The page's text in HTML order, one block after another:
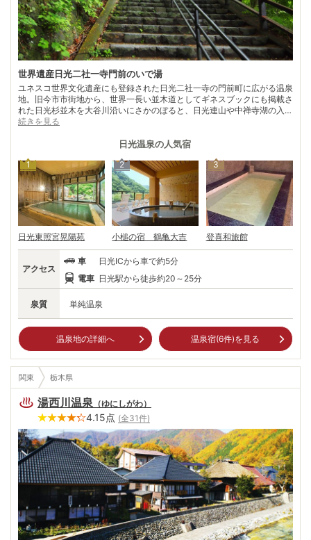
世界遺産日光二社一寺門前のいで湯
ユネスコ世界文化遺産にも登録された日光二社一寺の門前町に広がる温泉
地。旧今市市街地から、世界一長い並木道としてギネスブックにも掲載さ
れた日光杉並木を大谷川沿いにさかのぼると、日光連山や中禅寺湖の入り
口にたどり着く。 二社一寺とは、奈良時代の勝道上人の開山にさかのぼ
岳信仰の依り代、東照宮は関八州の鎮護とした徳川家康を神と祀ったも
て結構というなかれ」。多彩な文化遺産を巡った後、門前に湧き出るいで
湯に浸かれば、思わず「結構、結構」とこぼれるに違いない。
続きを見る
日光温泉の人気宿
1
日光東照宮晃陽苑
2
小槌の宿 鶴亀大吉
3
登喜和旅館
泉質 単純温泉
アクセス
車
日光ICから車で約5分
電車 日光駅から徒歩約20～25分
温泉地の詳細へ 温泉宿(6件)を見る
関東 栃木県
湯西川温泉 （ゆにしがわ）
4.15点 (全31件)